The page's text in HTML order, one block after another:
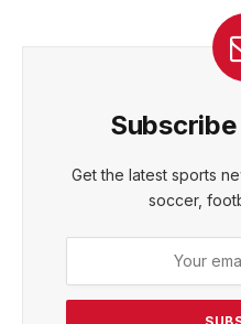
Get the latest sports
soccer,